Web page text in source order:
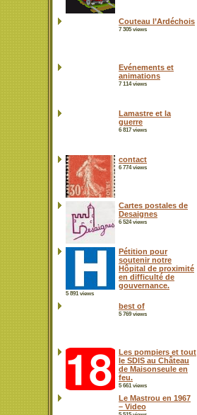
Couteau l’Ardéchois
7 305 views
Evénements et
animations
7 114 views
Lamastre et la
guerre
6 817 views
contact
6 774 views
Cartes postales de
Desaignes
6 524 views
Pétition pour
soutenir notre
Hôpital de proximité
en difficulté de
gouvernance.
5 891 views
best of
5 769 views
Les pompiers et tout
le SDIS au Château
de Maisonseule en
feu.
5 661 views
Le Mastrou en 1967
– Video